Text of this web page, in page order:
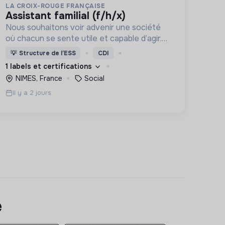
LA CROIX-ROUGE FRANÇAISE
assistant familial (f/h/x)
Nous souhaitons voir advenir une société
où chacun se sente utile et capable d’agir.
Pour cela, nous proposons des moyens et
des lieux d’engagement innovants et
adaptés à tous.
💡 Structure de l’ESS CDI
1 labels et certifications
NIMES, France
Social
Il y a 2 jours